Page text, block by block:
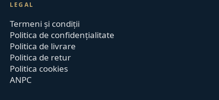
LEGAL
Termeni și condiții
Politica de confidențialitate
Politica de livrare
Politica de retur
Politica cookies
ANPC